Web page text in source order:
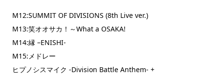
M12:SUMMIT OF DIVISIONS (8th Live ver.)
M13:笑オオサカ！～What a OSAKA!
M14:縁 –ENISHI-
M15:メドレー
ヒプノシスマイク -Division Battle Anthem- +